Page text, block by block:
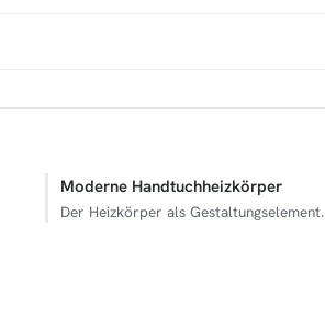
Moderne Handtuchheizkörper
Der Heizkörper als Gestaltungselement.